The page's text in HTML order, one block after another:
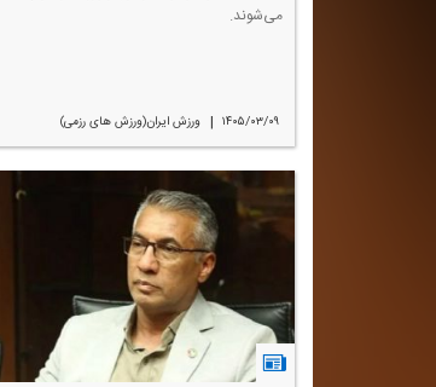
می‌شوند.
۱۴۰۵/۰۳/۰۹ | ورزش ایران(ورزش های رزمی)